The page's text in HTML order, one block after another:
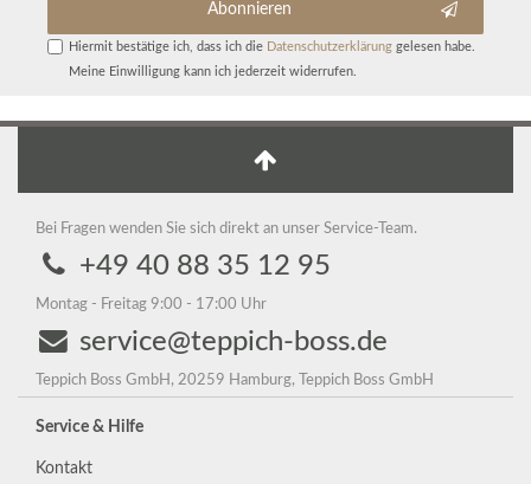
Abonnieren
Hiermit bestätige ich, dass ich die Daten­schutz­erklärunggelesen habe.
Meine Einwilligung kann ich jederzeit widerrufen.
Bei Fragen wenden Sie sich direkt an unser Service-Team.
+49 40 88 35 12 95
Montag - Freitag 9:00 - 17:00 Uhr
service@teppich-boss.de
Teppich Boss GmbH, 20259 Hamburg, Teppich Boss GmbH
Service & Hilfe
Kontakt